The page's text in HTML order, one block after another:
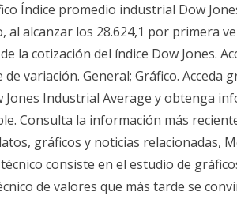
Índice promedio industrial Dow
al alcanzar los 28.624,1 por primera
la cotización del índice Dow Jones.
de variación. General; Gráfico. Acceda
Jones Industrial Average y obtenga
Consulta la información más
gráficos y noticias relacionadas,
consiste en el estudio de
de valores que más tarde se